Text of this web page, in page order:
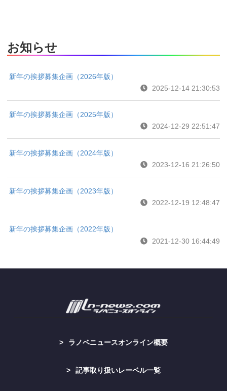
お知らせ
新年の挨拶募集企画（2026年版）
2025-12-14 21:30:53
新年の挨拶募集企画（2025年版）
2024-12-29 22:51:47
新年の挨拶募集企画（2024年版）
2023-12-16 21:26:50
新年の挨拶募集企画（2023年版）
2022-12-19 12:48:47
新年の挨拶募集企画（2022年版）
2021-12-30 16:44:49
ラノベニュースオンライン概要
記事取り扱いレーベル一覧